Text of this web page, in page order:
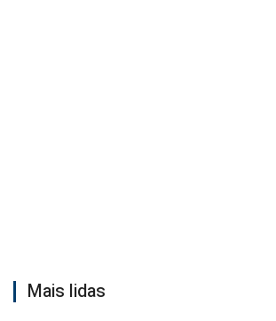
Mais lidas